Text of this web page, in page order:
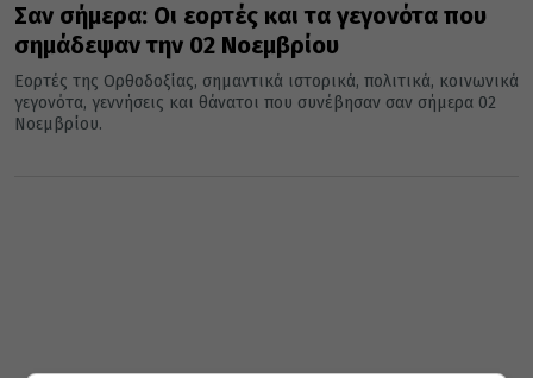
Σαν σήμερα: Οι εορτές και τα γεγονότα που
σημάδεψαν την 02 Νοεμβρίου
Εορτές της Ορθοδοξίας, σημαντικά ιστορικά, πολιτικά, κοινωνικά
γεγονότα, γεννήσεις και θάνατοι που συνέβησαν σαν σήμερα 02
Νοεμβρίου.